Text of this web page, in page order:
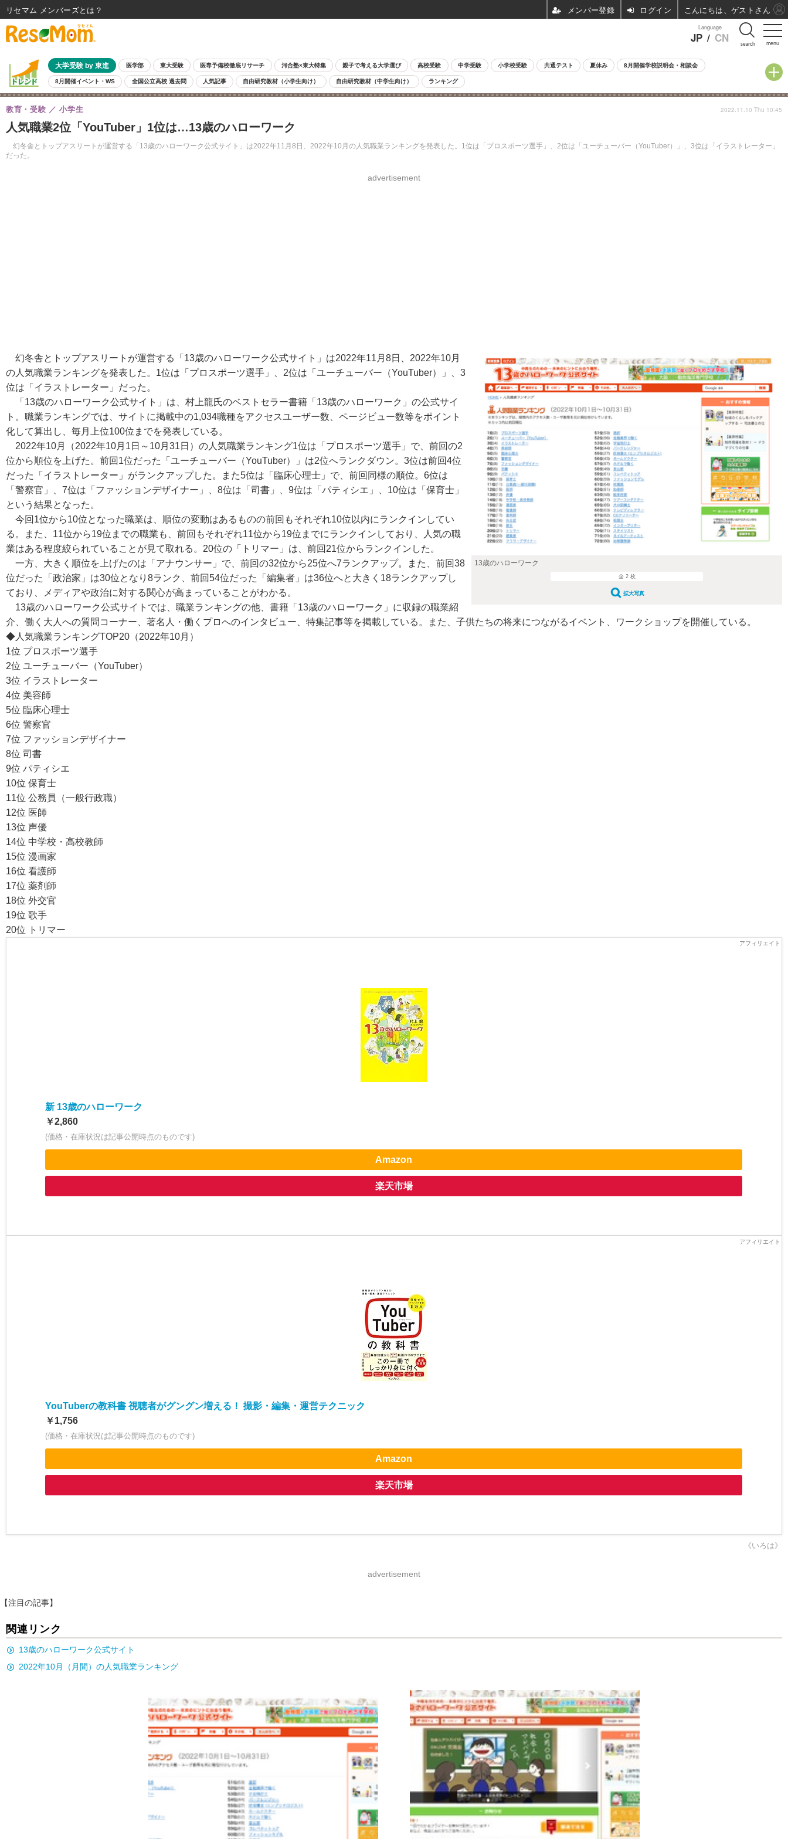
menu
Language
JP / CN search
大学受験 by 東進 医学部 東大受験 医専予備校徹底リサーチ 河合塾×東大特集 親子で考える大学選び 高校受験 中学受験 小学校受験 共通テスト 夏休み 8月開催学校説明会・相談会
8月開催イベント・WS 全国公立高校 過去問 人気記事 自由研究教材（小学生向け） 自由研究教材（中学生向け） ランキング
人気職業2位「YouTuber」1位は…13歳のハローワーク
幻冬舎とトップアスリートが運営する「13歳のハローワーク公式サイト」は2022年11月8日、2022年10月の人気職業ランキングを発表した。1位は「プロスポーツ選手」、2位は「ユーチューバー（YouTuber）」、3位は「イラストレーター」
だった。
教育・受験 小学生
advertisement
2022.11.10 Thu 10:45
13歳のハローワーク
全 2 枚
拡大写真
幻冬舎とトップアスリートが運営する「13歳のハローワーク公式サイト」は2022年11月8日、2022年10月
の人気職業ランキングを発表した。1位は「プロスポーツ選手」、2位は「ユーチューバー（YouTuber）」、3
位は「イラストレーター」だった。
「13歳のハローワーク公式サイト」は、村上龍氏のベストセラー書籍「13歳のハローワーク」の公式サイ
ト。職業ランキングでは、サイトに掲載中の1,034職種をアクセスユーザー数、ページビュー数等をポイント
化して算出し、毎月上位100位までを発表している。
2022年10月（2022年10月1日～10月31日）の人気職業ランキング1位は「プロスポーツ選手」で、前回の2
位から順位を上げた。前回1位だった「ユーチューバー（YouTuber）」は2位へランクダウン。3位は前回4位
だった「イラストレーター」がランクアップした。また5位は「臨床心理士」で、前回同様の順位。6位は
「警察官」、7位は「ファッションデザイナー」、8位は「司書」、9位は「パティシエ」、10位は「保育士」
という結果となった。
今回1位から10位となった職業は、順位の変動はあるものの前回もそれぞれ10位以内にランクインしてい
る。また、11位から19位までの職業も、前回もそれぞれ11位から19位までにランクインしており、人気の職
業はある程度絞られていることが見て取れる。20位の「トリマー」は、前回21位からランクインした。
一方、大きく順位を上げたのは「アナウンサー」で、前回の32位から25位へ7ランクアップ。また、前回38
位だった「政治家」は30位となり8ランク、前回54位だった「編集者」は36位へと大きく18ランクアップし
ており、メディアや政治に対する関心が高まっていることがわかる。
13歳のハローワーク公式サイトでは、職業ランキングの他、書籍「13歳のハローワーク」に収録の職業紹
介、働く大人への質問コーナー、著名人・働くプロへのインタビュー、特集記事等を掲載している。また、子供たちの将来につながるイベント、ワークショップを開催している。
◆人気職業ランキングTOP20（2022年10月）
1位 プロスポーツ選手
2位 ユーチューバー（YouTuber）
3位 イラストレーター
4位 美容師
5位 臨床心理士
6位 警察官
7位 ファッションデザイナー
8位 司書
9位 パティシエ
10位 保育士
11位 公務員（一般行政職）
12位 医師
13位 声優
14位 中学校・高校教師
15位 漫画家
16位 看護師
17位 薬剤師
18位 外交官
19位 歌手
20位 トリマー
新 13歳のハローワーク
￥2,860
(価格・在庫状況は記事公開時点のものです)
Amazon
楽天市場
YouTuberの教科書 視聴者がグングン増える！ 撮影・編集・運営テクニック
￥1,756
(価格・在庫状況は記事公開時点のものです)
Amazon
楽天市場
《いろは》
advertisement
【注目の記事】
関連リンク
13歳のハローワーク公式サイト
2022年10月（月間）の人気職業ランキング
リセマム メンバーズ ログイン こんにちは、ゲストさん